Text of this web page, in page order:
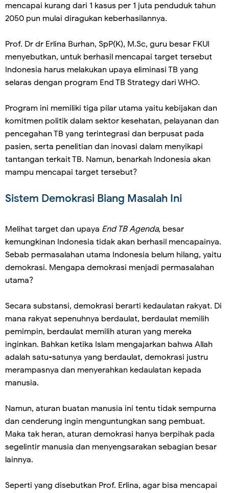
mencapai kurang dari 1 kasus per 1 juta penduduk tahun
2050 pun mulai diragukan keberhasilannya.
Prof. Dr dr Erlina Burhan, SpP(K), M.Sc, guru besar FKUI
menyebutkan, untuk berhasil mencapai target tersebut
Indonesia harus melakukan upaya eliminasi TB yang
selaras dengan program End TB Strategy dari WHO.
Program ini memiliki tiga pilar utama yaitu kebijakan dan
komitmen politik dalam sektor kesehatan, pelayanan dan
pencegahan TB yang terintegrasi dan berpusat pada
pasien, serta penelitian dan inovasi dalam menyikapi
tantangan terkait TB. Namun, benarkah Indonesia akan
mampu mencapai target tersebut?
Sistem Demokrasi Biang Masalah Ini
Melihat target dan upaya End TB Agenda, besar
kemungkinan Indonesia tidak akan berhasil mencapainya.
Sebab permasalahan utama Indonesia belum hilang, yaitu
demokrasi. Mengapa demokrasi menjadi permasalahan
utama?
Secara substansi, demokrasi berarti kedaulatan rakyat. Di
mana rakyat sepenuhnya berdaulat, berdaulat memilih
pemimpin, berdaulat memilih aturan yang mereka
inginkan. Bahkan ketika Islam mengajarkan bahwa Allah
adalah satu-satunya yang berdaulat, demokrasi justru
merampasnya dan menyerahkan kedaulatan kepada
manusia.
Namun, aturan buatan manusia ini tentu tidak sempurna
dan cenderung ingin menguntungkan sang pembuat.
Maka tak heran, aturan demokrasi hanya berpihak pada
segelintir manusia dan menyengsarakan sebagian besar
lainnya.
Seperti yang disebutkan Prof. Erlina, agar bisa mencapai